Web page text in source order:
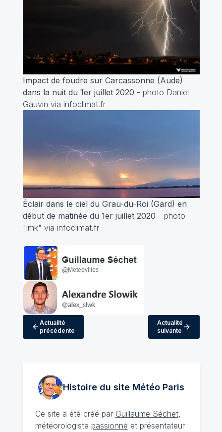
Impact de foudre sur Carcassonne (Aude)
dans la nuit du 1er juillet 2020 - photo Daniel
Gauvin via infoclimat.fr
Éclair dans le ciel du Grau-du-Roi (Gard) en
début de matinée du 1er juillet 2020 - photo
"imk" via infoclimat.fr
Actualité
précédente
Actualité
suivante
Histoire du site MétéoParis
Ce site a été créé par Guillaume Séchet,
météorologiste passionné et présentateur